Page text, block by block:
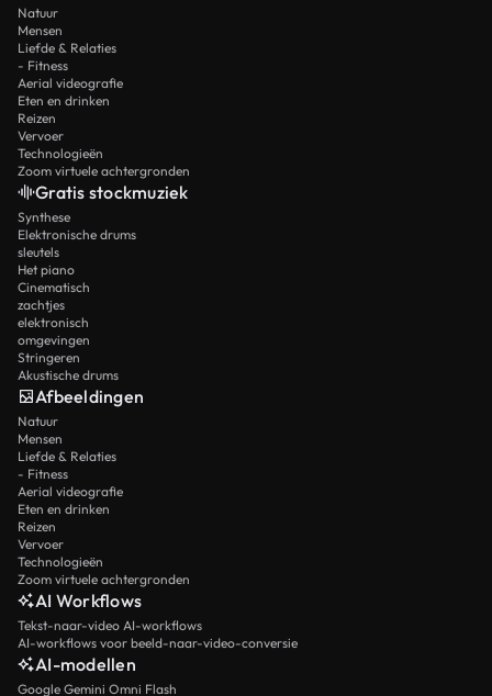
Natuur
Mensen
Liefde & Relaties
- Fitness
Aerial videografie
Eten en drinken
Reizen
Vervoer
Technologieën
Zoom virtuele achtergronden
Gratis stockmuziek
Synthese
Elektronische drums
sleutels
Het piano
Cinematisch
zachtjes
elektronisch
omgevingen
Stringeren
Akustische drums
Afbeeldingen
Natuur
Mensen
Liefde & Relaties
- Fitness
Aerial videografie
Eten en drinken
Reizen
Vervoer
Technologieën
Zoom virtuele achtergronden
AI Workflows
Tekst-naar-video AI-workflows
AI-workflows voor beeld-naar-video-conversie
AI-modellen
Google Gemini Omni Flash